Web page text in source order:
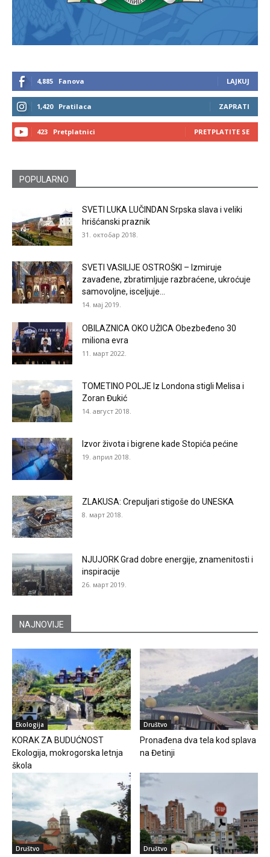
4,885 Fanova LAJKUJ
1,420 Pratilaca ZAPRATI
423 Pretplatnici PRETPLATITE SE
POPULARNO
SVETI LUKA LUČINDAN Srpska slava i veliki
hrišćanski praznik
31. октобар 2018.
SVETI VASILIJE OSTROŠKI – Izmiruje
zavađene, zbratimljuje razbraćene, ukroćuje
samovoljne, isceljuje...
14. мај 2019.
OBILAZNICA OKO UŽICA Obezbeđeno 30
miliona evra
11. март 2022.
TOMETINO POLJE Iz Londona stigli Melisa i
Zoran Đukić
14. август 2018.
Izvor života i bigrene kade Stopića pećine
19. април 2018.
ZLAKUSA: Crepuljari stigoše do UNESKA
8. март 2018.
NJUJORK Grad dobre energije, znamenitosti i
inspiracije
26. март 2019.
NAJNOVIJE
Ekologija
KORAK ZA BUDUĆNOST
Ekologija, mokrogorska letnja
škola
Društvo
Pronađena dva tela kod splava
na Đetinji
Društvo Društvo